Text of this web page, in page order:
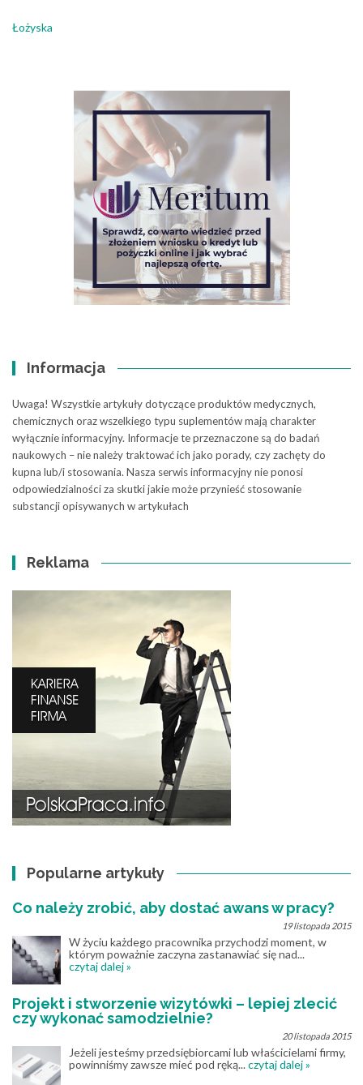
Łożyska
Informacja
Uwaga! Wszystkie artykuły dotyczące produktów medycznych,
chemicznych oraz wszelkiego typu suplementów mają charakter
wyłącznie informacyjny. Informacje te przeznaczone są do badań
naukowych – nie należy traktować ich jako porady, czy zachęty do
kupna lub/i stosowania. Nasza serwis informacyjny nie ponosi
odpowiedzialności za skutki jakie może przynieść stosowanie
substancji opisywanych w artykułach
Reklama
Popularne artykuły
Co należy zrobić, aby dostać awans w pracy?
19 listopada 2015
W życiu każdego pracownika przychodzi moment, w
którym poważnie zaczyna zastanawiać się nad...
czytaj dalej »
Projekt i stworzenie wizytówki – lepiej zlecić
czy wykonać samodzielnie?
20 listopada 2015
Jeżeli jesteśmy przedsiębiorcami lub właścicielami firmy,
powinniśmy zawsze mieć pod ręką...czytaj dalej »